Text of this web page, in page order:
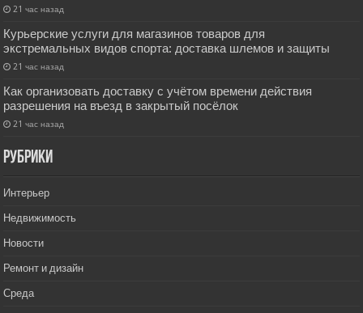
21 час назад
Курьерские услуги для магазинов товаров для
экстремальных видов спорта: доставка шлемов и защиты
21 час назад
Как организовать доставку с учётом времени действия
разрешения на въезд в закрытый посёлок
21 час назад
РУбрики
Интерьер
Недвижимость
Новости
Ремонт и дизайн
Среда